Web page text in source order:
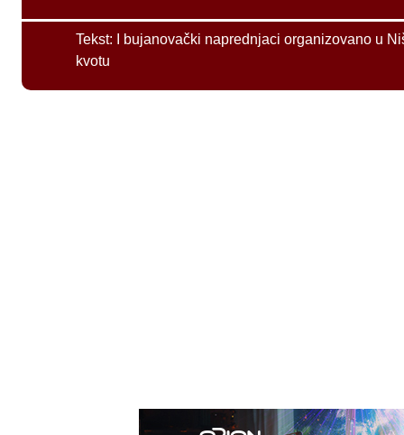
Tekst:
I bujanovački naprednjaci organizovano u
kvotu